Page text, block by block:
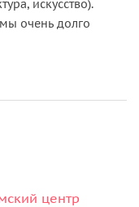
искусство).
очень долго
центр